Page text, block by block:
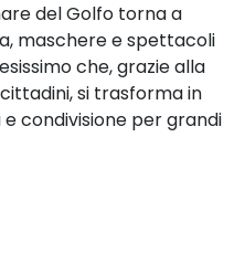
del Golfo torna a
maschere e spettacoli
che, grazie alla
si trasforma in
condivisione per grandi